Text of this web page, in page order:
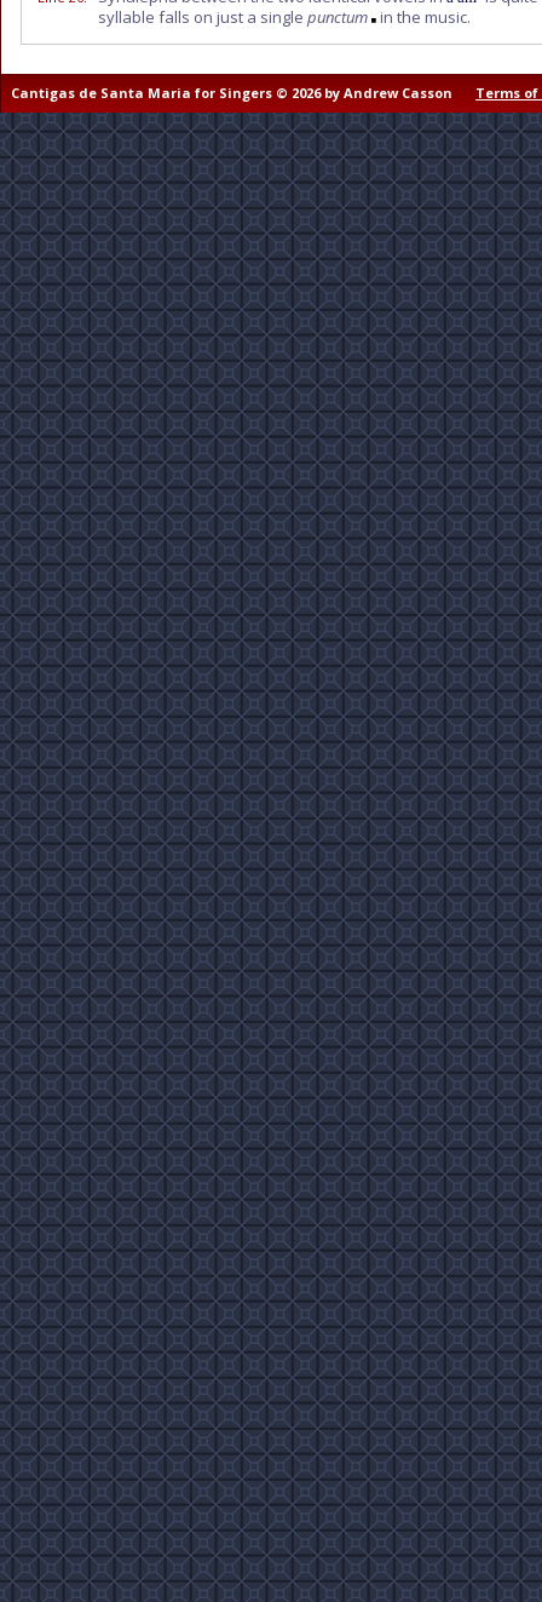
syllable falls on just a single punctum in the music.
Cantigas de Santa Maria for Singers © 2026 by Andrew Casson Terms of